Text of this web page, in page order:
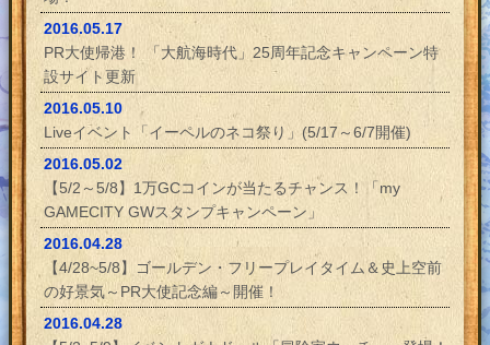
2016.05.17
PR大使帰港！ 「大航海時代」25周年記念キャンペーン特
設サイト更新
2016.05.10
Liveイベント「イーペルのネコ祭り」(5/17～6/7開催)
2016.05.02
【5/2～5/8】1万GCコインが当たるチャンス！「my
GAMECITY GWスタンプキャンペーン」
2016.04.28
【4/28~5/8】ゴールデン・フリープレイタイム＆史上空前
の好景気～PR大使記念編～開催！
2016.04.28